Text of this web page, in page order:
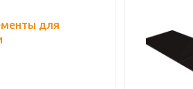
для